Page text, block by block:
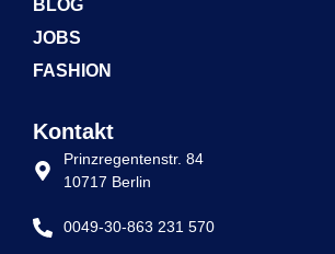
BLOG
JOBS
FASHION
Kontakt
Prinzregentenstr. 84
10717 Berlin
0049-30-863 231 570